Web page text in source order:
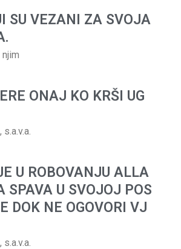
SU VEZANI ZA SVOJA
ONAJ KO KRŠI UG
U ROBOVANJU ALLA
SPAVA U SVOJOJ POS
DOK NE OGOVORI VJ